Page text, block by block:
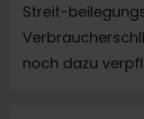
Streit-
noch dazu